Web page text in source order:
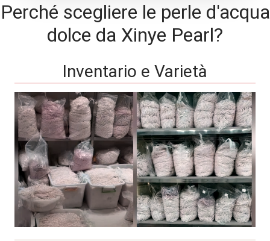
Perché scegliere le perle d'acqua
dolce da Xinye Pearl?
Inventario e Varietà